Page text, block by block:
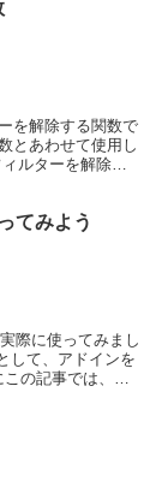
を解除する関数で
とあわせて使用し
ルターを解除し
てみよう
際に使ってみまし
して、アドインを
の記事では、デ